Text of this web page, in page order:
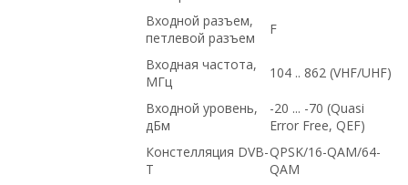
Входной разъем,
петлевой разъем
F
Входная частота,
МГц
104 .. 862 (VHF/UHF)
Входной уровень,
дБм
-20 ... -70 (Quasi
Error Free, QEF)
Констелляция DVB-
T
QPSK/16-QAM/64-
QAM